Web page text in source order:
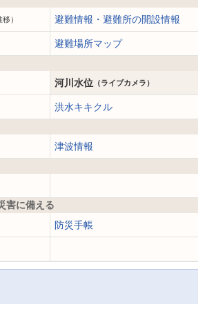
） 避難情報・避難所の開設情報
避難場所マップ
河川水位 （ライブカメラ）
洪水キキクル
津波情報
害に備える
防災手帳